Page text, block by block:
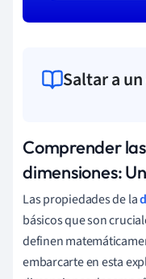
Saltar a
Comprender
dimensiones:
Las propiedades de la
básicos que son
definen
embarcarte en esta